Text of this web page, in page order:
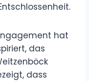
hat
das
dass